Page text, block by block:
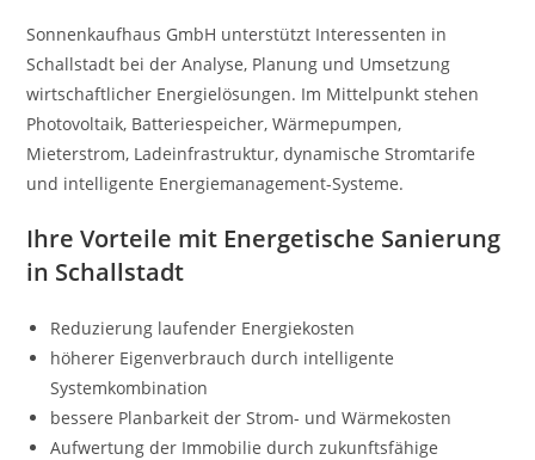
Sonnenkaufhaus GmbH unterstützt Interessenten in
Schallstadt bei der Analyse, Planung und Umsetzung
wirtschaftlicher Energielösungen. Im Mittelpunkt stehen
Photovoltaik, Batteriespeicher, Wärmepumpen,
Mieterstrom, Ladeinfrastruktur, dynamische Stromtarife
und intelligente Energiemanagement-Systeme.
Ihre Vorteile mit Energetische Sanierung
in Schallstadt
Reduzierung laufender Energiekosten
höherer Eigenverbrauch durch intelligente
Systemkombination
bessere Planbarkeit der Strom- und Wärmekosten
Aufwertung der Immobilie durch zukunftsfähige